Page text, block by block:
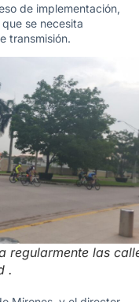
de implementación,
se necesita
transmisión.
regularmente las
.